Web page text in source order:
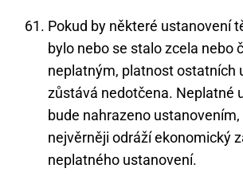
Pokud by některé ustanovení
bylo nebo se stalo zcela nebo
neplatným, platnost ostatních
zůstává nedotčena. Neplatné
bude nahrazeno
nejvěrněji odráží ekonomický
neplatného ustanovení.